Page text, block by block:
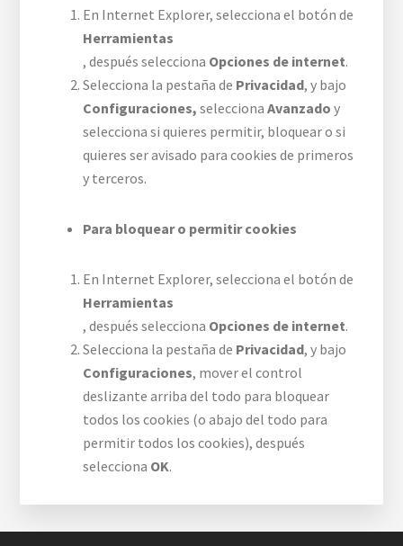
En Internet Explorer, selecciona el botón de
Herramientas
, después selecciona Opciones de internet.
Selecciona la pestaña de Privacidad, y bajo
Configuraciones, seleccionaAvanzadoy
selecciona si quieres permitir, bloquear o si
quieres ser avisado para cookies de primeros
y terceros.
Para bloquear o permitir cookies
En Internet Explorer, selecciona el botón de
Herramientas
, después selecciona Opciones de internet.
Selecciona la pestaña de Privacidad, y bajo
Configuraciones, mover el control
deslizante arriba del todo para bloquear
todos los cookies (o abajo del todo para
permitir todos los cookies), después
selecciona OK.